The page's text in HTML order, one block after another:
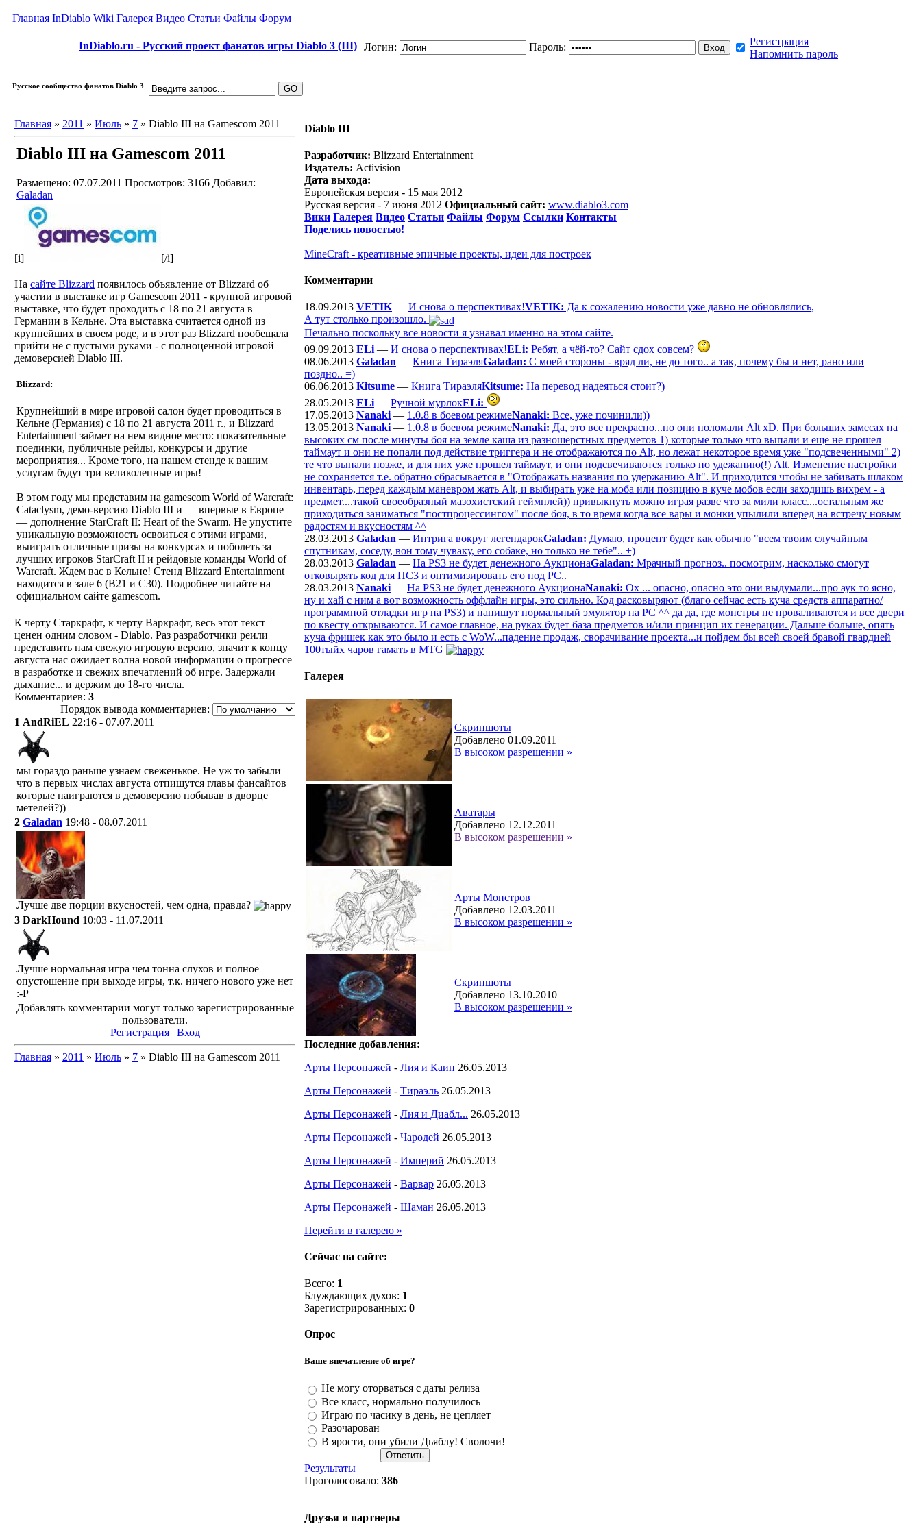
Главная InDiablo Wiki Галерея Видео Статьи Файлы Форум
InDiablo.ru - Русский проект фанатов игры Diablo 3 (III) Логин: Пароль:
Регистрация
Напомнить пароль
Русское сообщество фанатов Diablo 3
Главная » 2011 » Июль » 7 » Diablo III на Gamescom 2011
Diablo III на Gamescom 2011
Размещено: 07.07.2011 Просмотров: 3166 Добавил:
Galadan
[i] [/i]
На сайте Blizzard появилось объявление от Blizzard об
участии в выставке игр Gamescom 2011 - крупной игровой
выставке, что будет проходить с 18 по 21 августа в
Германии в Кельне. Эта выставка считается одной из
крупнейших в своем роде, и в этот раз Blizzard пообещала
прийти не с пустыми руками - с полноценной игровой
демоверсией Diablo III.
Blizzard:
Крупнейший в мире игровой салон будет проводиться в
Кельне (Германия) с 18 по 21 августа 2011 г., и Blizzard
Entertainment займет на нем видное место: показательные
поединки, публичные рейды, конкурсы и другие
мероприятия... Кроме того, на нашем стенде к вашим
услугам будут три великолепные игры!
В этом году мы представим на gamescom World of Warcraft:
Cataclysm, демо-версию Diablo III и — впервые в Европе
— дополнение StarCraft II: Heart of the Swarm. Не упустите
уникальную возможность освоиться с этими играми,
выиграть отличные призы на конкурсах и поболеть за
лучших игроков StarCraft II и рейдовые команды World of
Warcraft. Ждем вас в Кельне! Стенд Blizzard Entertainment
находится в зале 6 (B21 и C30). Подробнее читайте на
официальном сайте gamescom.
К черту Старкрафт, к черту Варкрафт, весь этот текст
ценен одним словом - Diablo. Раз разработчики реили
представить нам свежую игровую версию, значит к концу
августа нас ожидает волна новой информации о прогрессе
в разработке и свежих впечатлений об игре. Задержали
дыхание... и держим до 18-го числа.
Комментариев: 3
Порядок вывода комментариев:
1 AndRiEL 22:16 - 07.07.2011
мы гораздо раньше узнаем свеженькое. Не уж то забыли
что в первых числах августа отпишутся главы фансайтов
которые наиграются в демоверсию побывав в дворце
метелей?))
2 Galadan 19:48 - 08.07.2011
Лучше две порции вкусностей, чем одна, правда?
3 DarkHound 10:03 - 11.07.2011
Лучше нормальная игра чем тонна слухов и полное
опустошение при выходе игры, т.к. ничего нового уже нет
:-P
Добавлять комментарии могут только зарегистрированные
пользователи.
Регистрация| Вход
Главная » 2011 » Июль » 7 » Diablo III на Gamescom 2011
Diablo III
Разработчик: Blizzard Entertainment
Издатель: Activision
Дата выхода:
Европейская версия - 15 мая 2012
Русская версия - 7 июня 2012 Официальный сайт: www.diablo3.com
Вики Галерея Видео Статьи Файлы Форум Ссылки Контакты
Поделись новостью!
MineCraft - креативные эпичные проекты, идеи для построек
Комментарии
18.09.2013 VETIK — И снова о перспективах!VETIK: Да к сожалению новости уже давно не обновлялись,
А тут столько произошло.
Печально поскольку все новости я узнавал именно на этом сайте.
09.09.2013 ELi — И снова о перспективах!ELi: Ребят, а чёй-то? Сайт сдох совсем?
08.06.2013 Galadan — Книга ТираэляGaladan: С моей стороны - вряд ли, не до того.. а так, почему бы и нет, рано или
поздно.. =)
06.06.2013 Kitsume — Книга ТираэляKitsume: На перевод надеяться стоит?)
28.05.2013 ELi — Ручной мурлокELi:
17.05.2013 Nanaki — 1.0.8 в боевом режимеNanaki: Все, уже починили))
13.05.2013 Nanaki — 1.0.8 в боевом режимеNanaki: Да, это все прекрасно...но они поломали Alt xD. При больших замесах на
высоких см после минуты боя на земле каша из разношерстных предметов 1) которые только что выпали и еще не прошел
таймаут и они не попали под действие триггера и не отображаются по Alt, но лежат некоторое время уже "подсвеченными" 2)
те что выпали позже, и для них уже прошел таймаут, и они подсвечиваются только по удежанию(!) Alt. Изменение настройки
не сохраняется т.е. обратно сбрасывается в "Отображать названия по удержанию Alt". И приходится чтобы не забивать шлаком
инвентарь, перед каждым маневром жать Alt, и выбирать уже на моба или позицию в куче мобов если заходишь вихрем - а
предмет....такой своеобразный мазохистский геймплей)) привыкнуть можно играя разве что за мили класс....остальным же
приходиться заниматься "постпроцессингом" после боя, в то время когда все вары и монки упылили вперед на встречу новым
радостям и вкусностям ^^
28.03.2013 Galadan — Интрига вокруг легендарокGaladan: Думаю, процент будет как обычно "всем твоим случайным
спутникам, соседу, вон тому чуваку, его собаке, но только не тебе".. +)
28.03.2013 Galadan — На PS3 не будет денежного АукционаGaladan: Мрачный прогноз.. посмотрим, насколько смогут
отковырять код для ПС3 и оптимизировать его под РС..
28.03.2013 Nanaki — На PS3 не будет денежного АукционаNanaki: Ох ... опасно, опасно это они выдумали...про аук то ясно,
ну и хай с ним а вот возможность оффлайн игры, это сильно. Код расковыряют (благо сейчас есть куча средств аппаратно/
программной отладки игр на PS3) и напишут нормальный эмулятор на PC ^^ да да, где монстры не проваливаются и все двери
по квесту открываются. И самое главное, на руках будет база предметов и/или принцип их генерации. Дальше больше, опять
куча фришек как это было и есть с WoW...падение продаж, сворачивание проекта...и пойдем бы всей своей бравой гвардией
100тыйх чаров гамать в MTG
Галерея
Скриншоты
Добавлено 01.09.2011
В высоком разрешении »
Аватары
Добавлено 12.12.2011
В высоком разрешении »
Арты Монстров
Добавлено 12.03.2011
В высоком разрешении »
Скриншоты
Добавлено 13.10.2010
В высоком разрешении »
Последние добавления:
Арты Персонажей - Лия и Каин 26.05.2013
Арты Персонажей - Тираэль 26.05.2013
Арты Персонажей - Лия и Диабл... 26.05.2013
Арты Персонажей - Чародей 26.05.2013
Арты Персонажей - Империй 26.05.2013
Арты Персонажей - Варвар 26.05.2013
Арты Персонажей - Шаман 26.05.2013
Перейти в галерею »
Сейчас на сайте:
Всего: 1
Блуждающих духов: 1
Зарегистрированных: 0
Опрос
Ваше впечатление об игре?
Не могу оторваться с даты релиза
Все класс, нормально получилось
Играю по часику в день, не цепляет
Разочарован
В ярости, они убили Дьяблу! Сволочи!
Результаты
Проголосовало: 386
Друзья и партнеры